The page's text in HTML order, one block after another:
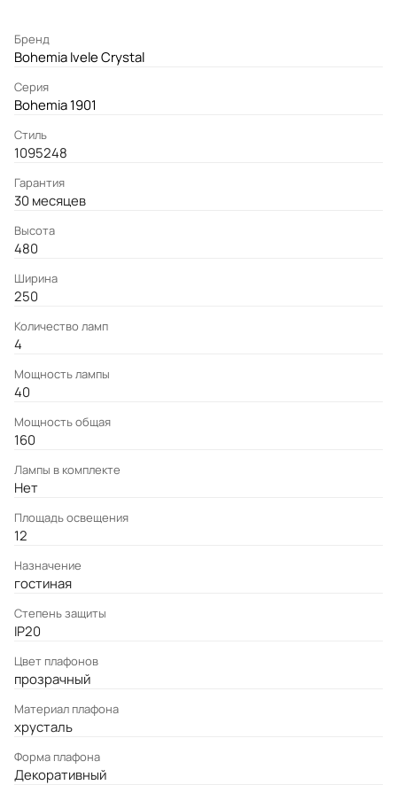
Бренд
Bohemia Ivele Crystal
Серия
Bohemia 1901
Стиль
1095248
Гарантия
30 месяцев
Высота
480
Ширина
250
Количество ламп
4
Мощность лампы
40
Мощность общая
160
Лампы в комплекте
Нет
Площадь освещения
12
Назначение
гостиная
Степень защиты
IP20
Цвет плафонов
прозрачный
Материал плафона
хрусталь
Форма плафона
Декоративный